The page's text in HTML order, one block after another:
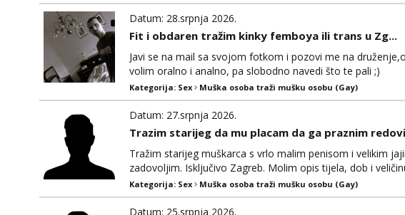
Datum: 28.srpnja 2026.
Fit i obdaren tražim kinky femboya ili trans u Zg...
Javi se na mail sa svojom fotkom i pozovi me na
volim oralno i analno, pa slobodno navedi što te pali ;)
Kategorija: Sex Muška osoba traži mušku osobu (Gay)
Datum: 27.srpnja 2026.
Trazim starijeg da mu placam da ga praznim
Tražim starijeg muškarca s vrlo malim penisom i velikim
zadovoljim. Isključivo Zagreb. Molim opis tijela, dob i
samozagrebgrad@gmail.com
Kategorija: Sex Muška osoba traži mušku osobu (Gay)
Datum: 25.srpnja 2026.